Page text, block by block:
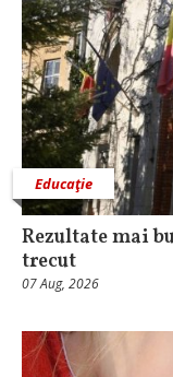
Educaţie
Rezultate mai
trecut
07 Aug, 2026